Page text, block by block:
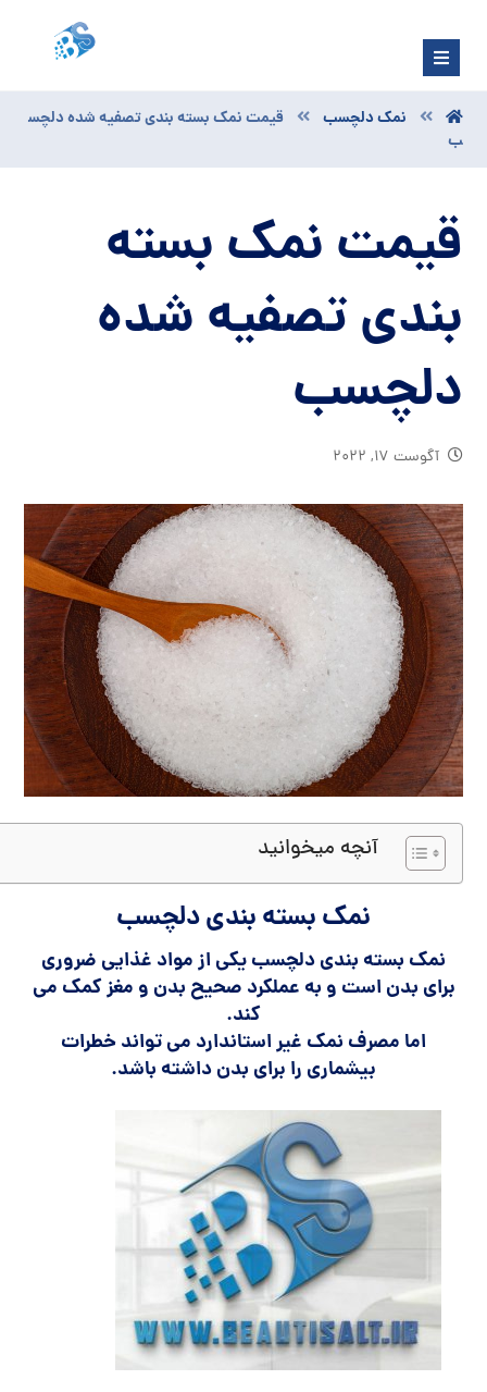
نمک دلچسب
قیمت نمک بسته بندی تصفیه شده دلچس
ب
قیمت نمک بسته
بندی تصفیه شده
دلچسب
آگوست ۱۷, ۲۰۲۲
آنچه میخوانید
نمک بسته بندی دلچسب
نمک بسته بندی دلچسب یکی از مواد غذایی ضروری
برای بدن است و به عملکرد صحیح بدن و مغز کمک می
کند.
اما مصرف نمک غیر استاندارد می تواند خطرات
بیشماری را برای بدن داشته باشد.